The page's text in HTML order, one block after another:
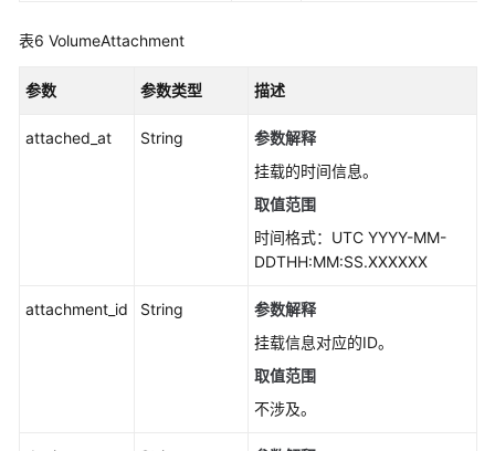
频
助
产
文
表6 VolumeAttachment
参数 参数类型 描述
attached_at String
参数解释
挂载的时间信息。
取值范围
时间格式：UTC YYYY-MM-
DDTHH:MM:SS.XXXXXX
attachment_id String
参数解释
挂载信息对应的ID。
取值范围
不涉及。